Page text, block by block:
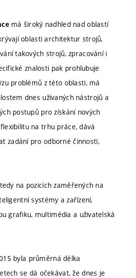
má široký nadhled nad oblastí
oblasti architektur strojů,
takových strojů, zpracování i
znalosti pak prohlubuje
problémů z této oblasti, má
dnes užívaných nástrojů a
postupů pro získání nových
na trhu práce, dává
zadání pro odborné činnosti,
na pozicích zaměřených na
systémy a zařízení,
grafiku, multimédia a uživatelská
byla průměrná délka
se dá očekávat, že dnes je